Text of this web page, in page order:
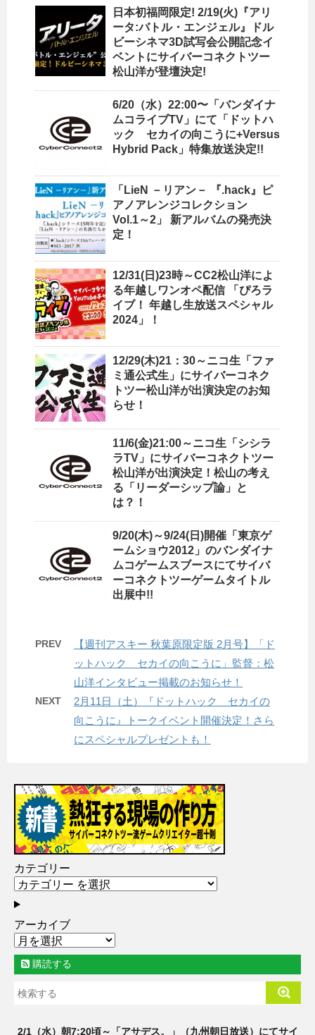
日本初福岡限定! 2/19(火)『アリ
ータ:バトル・エンジェル』ドル
ビーシネマ3D試写会公開記念イ
ベントにサイバーコネクトツー
松山洋が登壇決定!
6/20（水）22:00〜「バンダイナ
ムコライブTV」にて「ドットハ
ック セカイの向こうに+Versus
Hybrid Pack」特集放送決定!!
「LieN －リアン－ 『.hack』ピ
アノアレンジコレクション
Vol.1～2」 新アルバムの発売決
定！
12/31(日)23時～CC2松山洋によ
る年越しワンオペ配信 「ぴろラ
イブ！ 年越し生放送スペシャル
2024」！
12/29(木)21：30～ニコ生「ファ
ミ通公式生」にサイバーコネク
トツー松山洋が出演決定のお知
らせ！
11/6(金)21:00～ニコ生「シシラ
ラTV」にサイバーコネクトツー
松山洋が出演決定！松山の考え
る「リーダーシップ論」と
は？！
9/20(木)～9/24(日)開催「東京ゲ
ームショウ2012」のバンダイナ
ムコゲームスブースにてサイバ
ーコネクトツーゲームタイトル
出展中!!
PREV
【週刊アスキー 秋葉原限定版 2月号】「ド
ットハック セカイの向こうに」監督：松
山洋インタビュー掲載のお知らせ！
NEXT
2月11日（土）『ドットハック セカイの
向こうに』トークイベント開催決定！さら
にスペシャルプレゼントも！
カテゴリー
アーカイブ
購読する
2/1（水）朝7:20頃～「アサデス。」（九州朝日放送）にてサイ